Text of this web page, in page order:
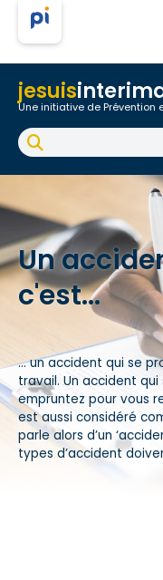
jesuis
Une initiative de Prévention
Accueil
Fiche de poste de
Accident du travail
FAQ
Un
c'est...
… un accident qui se
travail. Un accident
empruntez pour vous
est aussi considéré
parle alors d’un
types d’accident